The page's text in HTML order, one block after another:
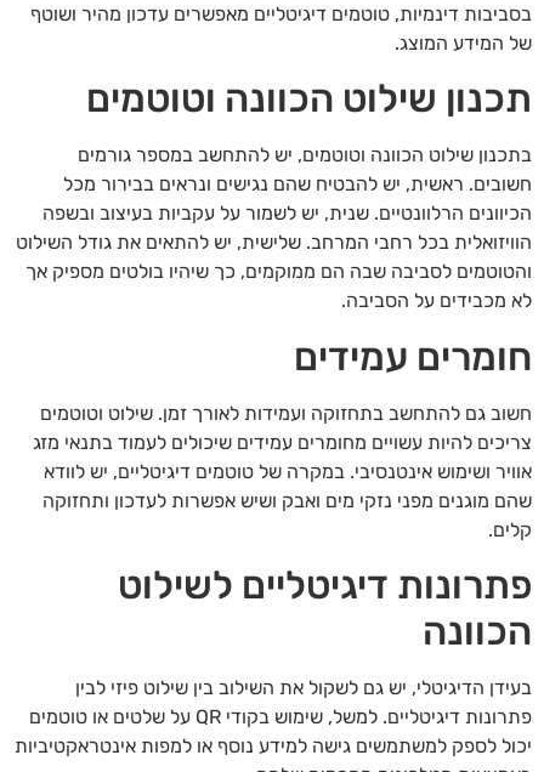
בסביבות דינמיות, טוטמים דיגיטליים מאפשרים עדכון מהיר ושוטף
של המידע המוצג.
תכנון שילוט הכוונה וטוטמים
בתכנון שילוט הכוונה וטוטמים, יש להתחשב במספר גורמים
חשובים. ראשית, יש להבטיח שהם נגישים ונראים בבירור מכל
הכיוונים הרלוונטיים. שנית, יש לשמור על עקביות בעיצוב ובשפה
הוויזואלית בכל רחבי המרחב. שלישית, יש להתאים את גודל השילוט
והטוטמים לסביבה שבה הם ממוקמים, כך שיהיו בולטים מספיק אך
לא מכבידים על הסביבה.
חומרים עמידים
חשוב גם להתחשב בתחזוקה ועמידות לאורך זמן. שילוט וטוטמים
צריכים להיות עשויים מחומרים עמידים שיכולים לעמוד בתנאי מזג
אוויר ושימוש אינטנסיבי. במקרה של טוטמים דיגיטליים, יש לוודא
שהם מוגנים מפני נזקי מים ואבק ושיש אפשרות לעדכון ותחזוקה
קלים.
פתרונות דיגיטליים לשילוט
הכוונה
בעידן הדיגיטלי, יש גם לשקול את השילוב בין שילוט פיזי לבין
פתרונות דיגיטליים. למשל, שימוש בקודי QR על שלטים או טוטמים
יכול לספק למשתמשים גישה למידע נוסף או למפות אינטראקטיביות